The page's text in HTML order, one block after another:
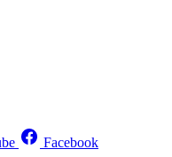
Facebook